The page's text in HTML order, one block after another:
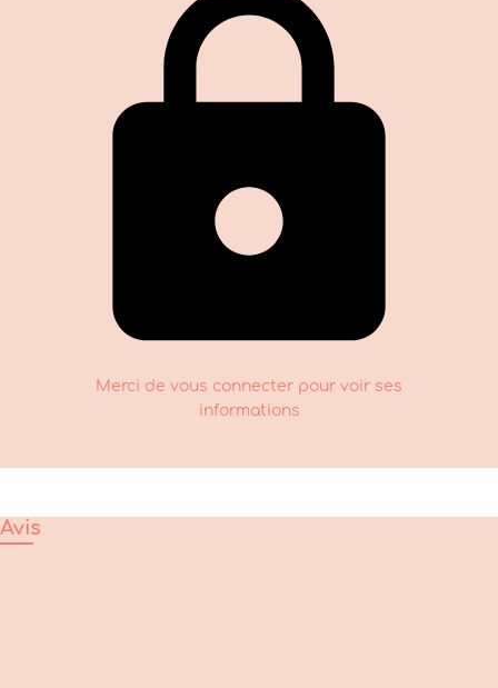
Merci de vous connecter pour voir ses
informations
Avis